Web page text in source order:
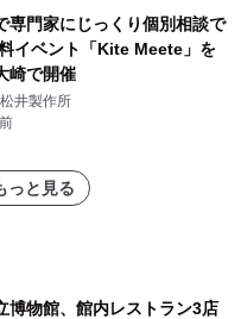
専門家にじっくり個別相談で
イベント「Kite Meete」を
崎で開催
井製作所
っと見る
博物館、館内レストラン3店